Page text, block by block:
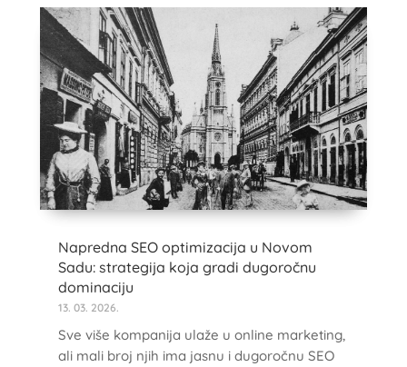
Napredna SEO optimizacija u Novom
Sadu: strategija koja gradi dugoročnu
dominaciju
13. 03. 2026.
Sve više kompanija ulaže u online marketing,
ali mali broj njih ima jasnu i dugoročnu SEO